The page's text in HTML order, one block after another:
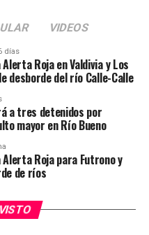
comunicaciones,
Ríos, personas
fue detenido Cancino
a que él sería quien
muerte del funcionario
custodia mientras
a establecer su
investigados.
la detención y
la medida cautelar de
los cinco imputados,
investigativas para
uno de los detenidos
hechos.
este procedimiento
con el Ministerio
organizado y el tráfico
de la comunidad y la
al narcotráfico.
VIDEOS
días
Alerta Roja en Valdivia y Los
desborde del río Calle-Calle
a tres detenidos por
mayor en Río Bueno
Alerta Roja para Futrono y
de ríos